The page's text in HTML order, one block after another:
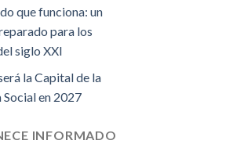
que funciona: un
para los
siglo XXI
la Capital de la
Social en 2027
INFORMADO